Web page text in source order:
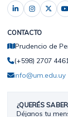
CONTACTO
Prudencio de
(+598) 2707
info@um.edu.uy
¿QUERÉS
Déjanos tu